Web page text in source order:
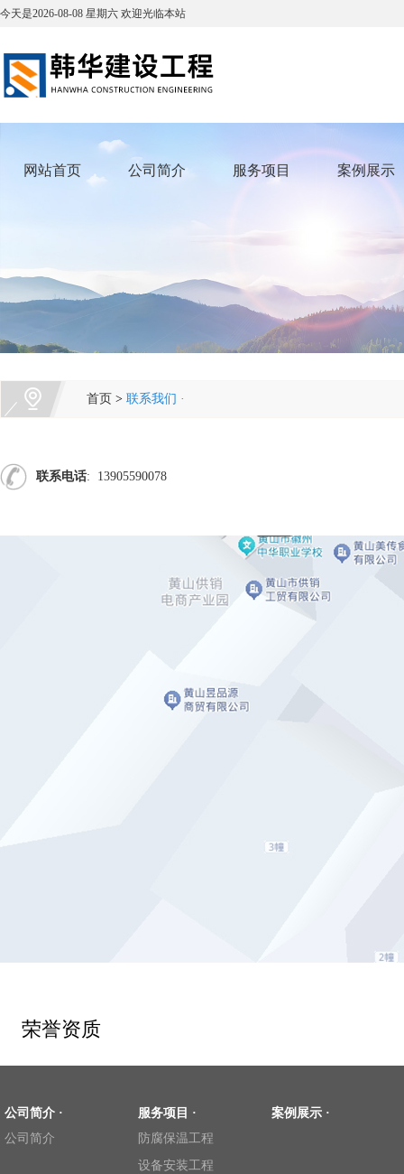
今天是2026-08-08 星期六 欢迎光临本站
网站首页 公司简介 服务项目 案例展示
首页 > 联系我们 ·
联系电话: 13905590078
荣誉资质
公司简介 ·
公司简介
服务项目 ·
防腐保温工程
设备安装工程
案例展示 ·